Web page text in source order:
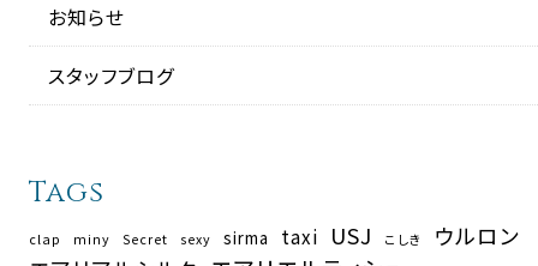
お知らせ
スタッフブログ
Tags
clap miny Secret sexy sirma taxi USJ こしき
ウルロン